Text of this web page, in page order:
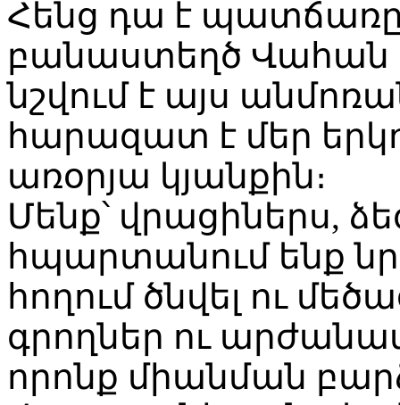
Հենց դա է
բանաստեղծ Վահան
նշվում է այս
հարազատ է մեր
առօրյա կյանքին։
Մենք՝ վրացիներս,
հպարտանում ենք
հողում ծնվել ու
գրողներ ու
որոնք միանման